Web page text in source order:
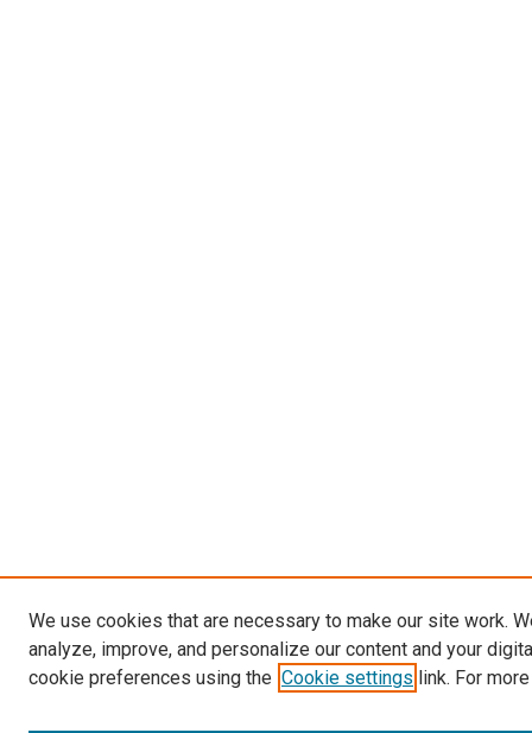
We use cookies that are necessary to make our site work.
analyze, improve, and personalize our content and your
cookie preferences using the Cookie settings link. For